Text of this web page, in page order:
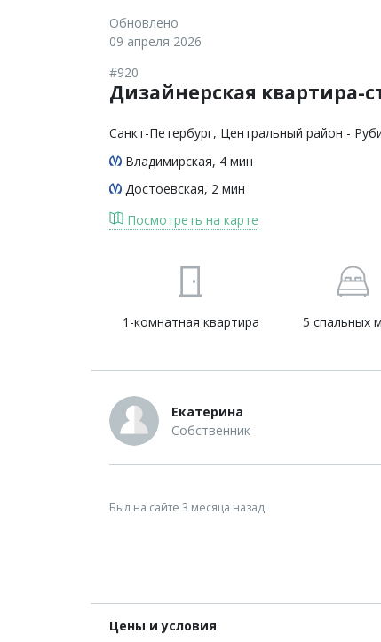
Обновлено
09 апреля 2026
Дизайнерская квартира-
#920
Санкт-Петербург, Центральный район -
Владимирская, 4 мин
Достоевская, 2 мин
Посмотреть на карте
1-комнатная квартира 5 спальных
Екатерина
Собственник
Был на сайте 3 месяца назад
Цены и условия